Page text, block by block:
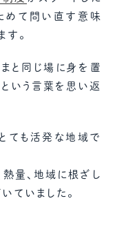
めて問い直す意味
す。
と同じ場に身を置
という言葉を思い返
ても活発な地域で
量、地域に根ざし
ていました。